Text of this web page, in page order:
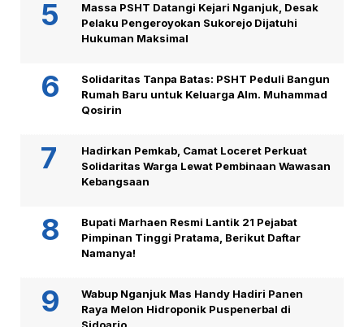
Massa PSHT Datangi Kejari Nganjuk, Desak
Pelaku Pengeroyokan Sukorejo Dijatuhi
Hukuman Maksimal
Solidaritas Tanpa Batas: PSHT Peduli Bangun
Rumah Baru untuk Keluarga Alm. Muhammad
Qosirin
Hadirkan Pemkab, Camat Loceret Perkuat
Solidaritas Warga Lewat Pembinaan Wawasan
Kebangsaan
Bupati Marhaen Resmi Lantik 21 Pejabat
Pimpinan Tinggi Pratama, Berikut Daftar
Namanya!
Wabup Nganjuk Mas Handy Hadiri Panen
Raya Melon Hidroponik Puspenerbal di